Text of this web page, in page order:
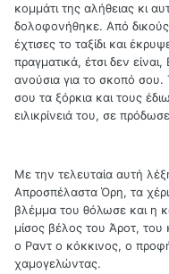
κομμάτι της αλήθειας κι
δολοφονήθηκε. Από
έχτισες το ταξίδι και
πραγματικά, έτσι δεν
ανούσια για το σκοπό σου.
σου τα ξόρκια και τους
ειλικρίνειά του, σε
Με την τελευταία αυτή
Απροσπέλαστα Όρη, τα
βλέμμα του θόλωσε και η
μίσος βέλος του Άροτ, του
ο Ραντ ο κόκκινος, ο
χαμογελώντας.